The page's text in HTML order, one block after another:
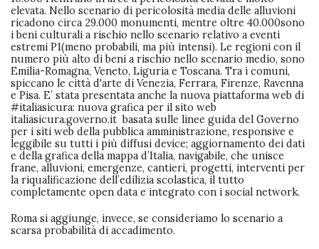
elevata. Nello scenario di pericolosità media delle alluvioni
ricadono circa 29.000 monumenti, mentre oltre 40.000sono
i beni culturali a rischio nello scenario relativo a eventi
estremi P1(meno probabili, ma più intensi). Le regioni con il
numero più alto di beni a rischio nello scenario medio, sono
Emilia-Romagna, Veneto, Liguria e Toscana. Tra i comuni,
spiccano le città d'arte di Venezia, Ferrara, Firenze, Ravenna
e Pisa. E’ stata presentata anche la nuova piattaforma web di
#italiasicura: nuova grafica per il sito web
italiasicura.governo.it basata sulle linee guida del Governo
per i siti web della pubblica amministrazione, responsive e
leggibile su tutti i più diffusi device; aggiornamento dei dati
e della grafica della mappa d’Italia, navigabile, che unisce
frane, alluvioni, emergenze, cantieri, progetti, interventi per
la riqualificazione dell’edilizia scolastica, il tutto
completamente open data e integrato con i social network.
Roma si aggiunge, invece, se consideriamo lo scenario a
scarsa probabilità di accadimento.